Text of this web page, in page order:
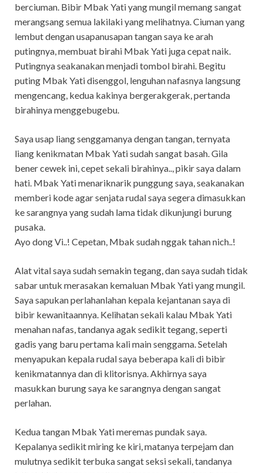
berciuman. Bibir Mbak Yati yang mungil memang sangat
merangsang semua lakilaki yang melihatnya. Ciuman yang
lembut dengan usapanusapan tangan saya ke arah
putingnya, membuat birahi Mbak Yati juga cepat naik.
Putingnya seakanakan menjadi tombol birahi. Begitu
puting Mbak Yati disenggol, lenguhan nafasnya langsung
mengencang, kedua kakinya bergerakgerak, pertanda
birahinya menggebugebu.
Saya usap liang senggamanya dengan tangan, ternyata
liang kenikmatan Mbak Yati sudah sangat basah. Gila
bener cewek ini, cepet sekali birahinya.., pikir saya dalam
hati. Mbak Yati menariknarik punggung saya, seakanakan
memberi kode agar senjata rudal saya segera dimasukkan
ke sarangnya yang sudah lama tidak dikunjungi burung
pusaka.
Ayo dong Vi..! Cepetan, Mbak sudah nggak tahan nich..!
Alat vital saya sudah semakin tegang, dan saya sudah tidak
sabar untuk merasakan kemaluan Mbak Yati yang mungil.
Saya sapukan perlahanlahan kepala kejantanan saya di
bibir kewanitaannya. Kelihatan sekali kalau Mbak Yati
menahan nafas, tandanya agak sedikit tegang, seperti
gadis yang baru pertama kali main senggama. Setelah
menyapukan kepala rudal saya beberapa kali di bibir
kenikmatannya dan di klitorisnya. Akhirnya saya
masukkan burung saya ke sarangnya dengan sangat
perlahan.
Kedua tangan Mbak Yati meremas pundak saya.
Kepalanya sedikit miring ke kiri, matanya terpejam dan
mulutnya sedikit terbuka sangat seksi sekali, tandanya